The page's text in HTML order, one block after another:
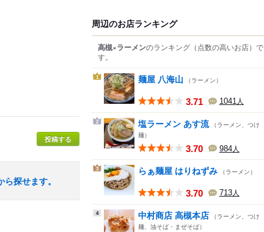
投稿する
探せます。
周辺のお店ランキング
高槻×ラーメンのランキング （点数の高いお店） で
す。
1 麺屋 八海山 （ラーメン）
3.71 1041人
2 塩ラーメン あす流 （ラーメン、つけ
麺）
3.70 984人
3 らぁ麺屋 はりねずみ （ラーメン）
3.70 713人
4 中村商店 高槻本店 （ラーメン、つけ
麺、油そば・まぜそば）